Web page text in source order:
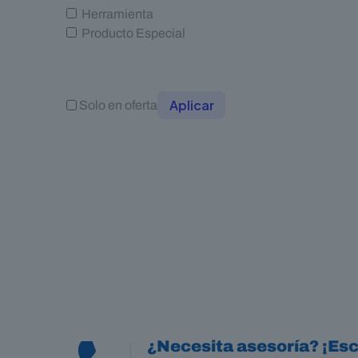
Herramienta
Producto Especial
Solo en oferta Aplicar
¿Necesita asesoría?